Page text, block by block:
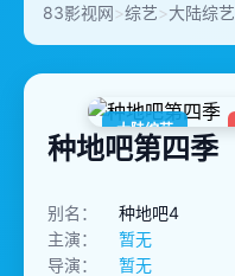
83影视网>综艺>大陆综艺
大陆综艺
种地吧第四季
别名：
种地吧4
主演：
暂无
导演：
暂无